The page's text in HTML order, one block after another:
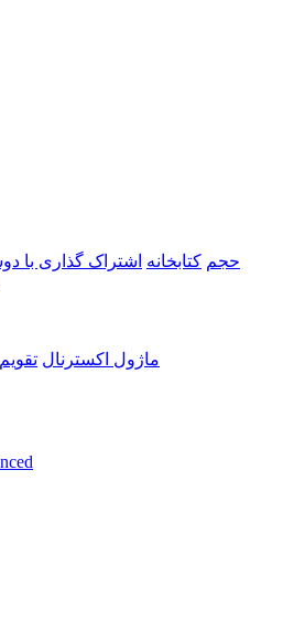
حجم کتابخانه اشتراک گذاری با
ماژول اکسترنال تقویم